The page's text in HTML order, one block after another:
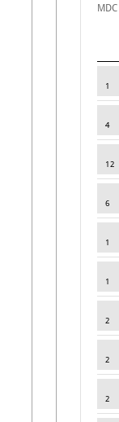
MDC
1
4
12
6
1
1
2
2
2